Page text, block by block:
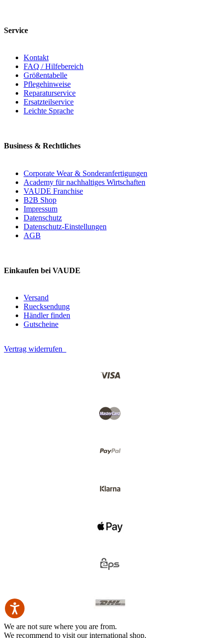
Service
Kontakt
FAQ / Hilfebereich
Größentabelle
Pflegehinweise
Reparaturservice
Ersatzteilservice
Leichte Sprache
Business & Rechtliches
Corporate Wear & Sonderanfertigungen
Academy für nachhaltiges Wirtschaften
VAUDE Franchise
B2B Shop
Impressum
Datenschutz
Datenschutz-Einstellungen
AGB
Einkaufen bei VAUDE
Versand
Ruecksendung
Händler finden
Gutscheine
Vertrag widerrufen
We are not sure where you are from.
We recommend to visit our international shop.